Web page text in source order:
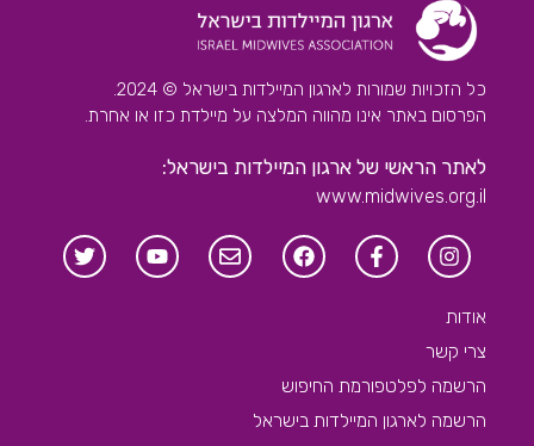
כל הזכויות שמורות לארגון המיילדות בישראל © 2024.
הפרסום באתר אינו מהווה המלצה על מיילדת כזו או אחרת.
לאתר הראשי של ארגון המיילדות בישראל:
www.midwives.org.il
אודות
צרי קשר
הרשמה לפלטפורמת החיפוש
הרשמה לארגון המיילדות בישראל